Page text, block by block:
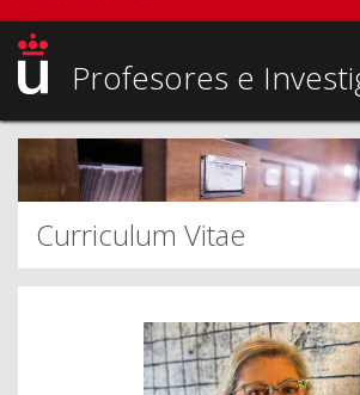
Profesores e
Curriculum Vitae